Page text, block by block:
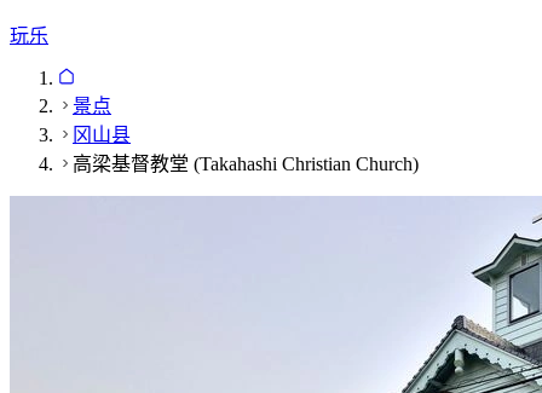
玩乐
景点
冈山县
高梁基督教堂 (Takahashi Christian Church)